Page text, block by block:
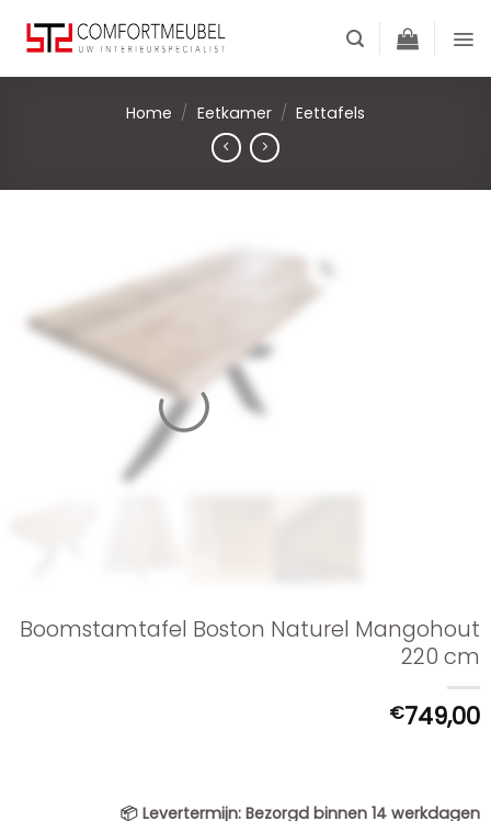
content
Home / Eetkamer / Eettafels
Boomstamtafel Boston Naturel Mangohout
220 cm
€749,00
📦 Levertermijn: Bezorgd binnen 14 werkdagen